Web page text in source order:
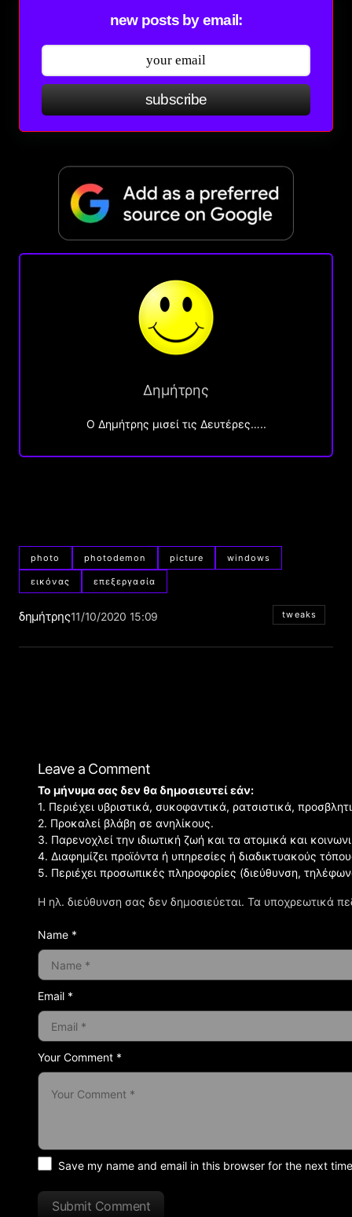
new posts by email:
subscribe
Δημήτρης
O Δημήτρης μισεί τις Δευτέρες…..
photo photodemon picture windows
εικόνας επεξεργασία
δημήτρης11/10/2020 15:09 tweaks
Leave a Comment
Η ηλ. διεύθυνση σας δεν δημοσιεύεται. Τα υποχρεωτικά
Your Comment *
Το μήνυμα σας δεν θα δημοσιευτεί εάν:
1. Περιέχει υβριστικά, συκοφαντικά, ρατσιστικά,
2. Προκαλεί βλάβη σε ανηλίκους.
3. Παρενοχλεί την ιδιωτική ζωή και τα ατομικά και
4. Διαφημίζει προϊόντα ή υπηρεσίες ή διαδικτυακούς
5. Περιέχει προσωπικές πληροφορίες (διεύθυνση,
Name *
Email *
Save my name and email in this browser for the next
Submit Comment